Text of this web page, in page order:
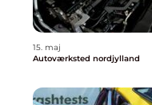
15. maj
Autoværksted nordjylland